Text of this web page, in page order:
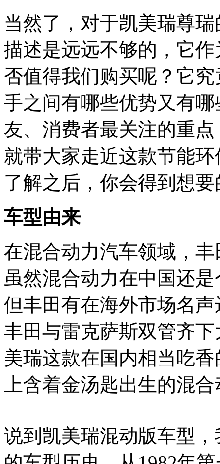
当然了，对于凯美瑞尊
描述是远远不够的，它
否值得我们购买呢？它
手之间有哪些优势又有
友、消费者最关注的重
就带大家走近这款节能
了解之后，你会得到想
车型由来
在混合动力汽车领域，
虽然混合动力在中国还
但丰田有在海外市场名
丰田与雷克萨斯双管齐
美瑞这款在国内相当吃
上含着金汤匙出生的混
说到凯美瑞混动版车型